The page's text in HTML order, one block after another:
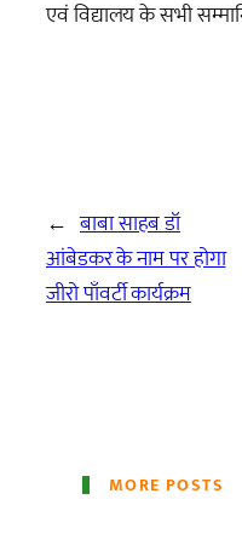
एवं विद्यालय के सभी
← बाबा साहब डॉ
आंबेडकर के नाम पर होगा
जीरो पाँवर्टी कार्यक्रम
MORE POSTS